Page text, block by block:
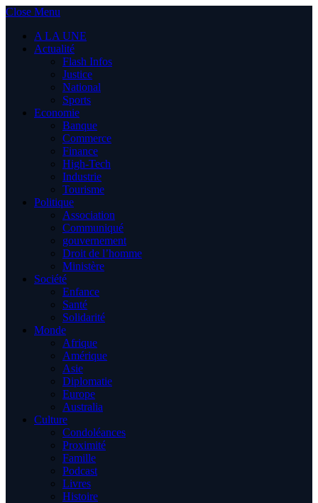
Close Menu
A LA UNE
Actualité
Flash Infos
Justice
National
Sports
Economie
Banque
Commerce
Finance
High-Tech
Industrie
Tourisme
Politique
Association
Communiqué
gouvernement
Droit de l’homme
Ministère
Société
Enfance
Santé
Solidarité
Monde
Afrique
Amérique
Asie
Diplomatie
Europe
Australia
Culture
Condoléances
Proximité
Famille
Podcast
Livres
Histoire